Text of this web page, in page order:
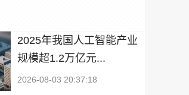
2025年我国人工智能产业
规模超1.2万亿元...
2026-08-03 20:37:18